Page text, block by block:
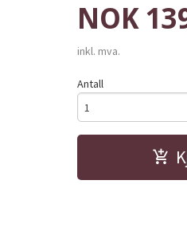
Pris
NOK
inkl. mva.
Antall